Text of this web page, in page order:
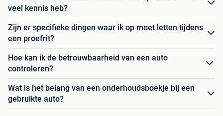
veel kennis heb?
Zijn er specifieke dingen waar ik op moet letten tijdens
een proefrit?
Hoe kan ik de betrouwbaarheid van een auto
controleren?
Wat is het belang van een onderhoudsboekje bij een
gebruikte auto?